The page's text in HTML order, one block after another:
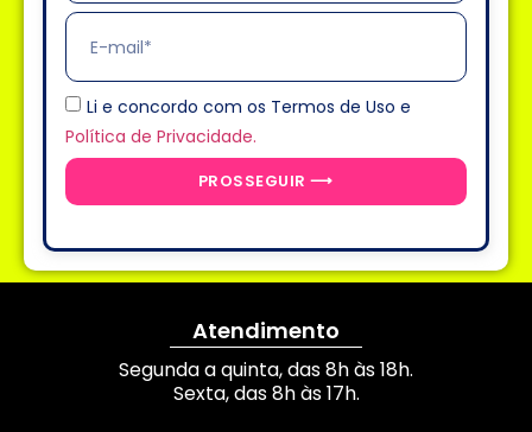
Li e concordo com os Termos de Uso e
Política de Privacidade.
PROSSEGUIR ⟶
Atendimento
Segunda a quinta, das 8h às 18h.
Sexta, das 8h às 17h.